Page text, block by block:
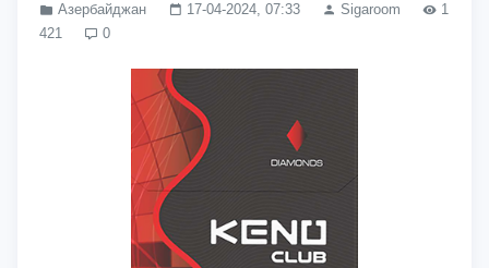
Азербайджан 17-04-2024, 07:33 Sigaroom
1
421
0